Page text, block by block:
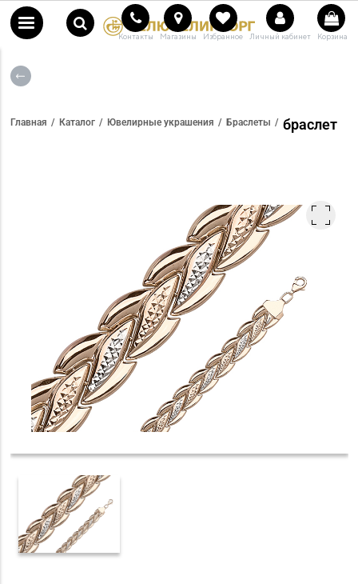
Контакты Магазины Избранное Личный кабинет Корзина
Главная Каталог Ювелирные украшения Браслеты браслет